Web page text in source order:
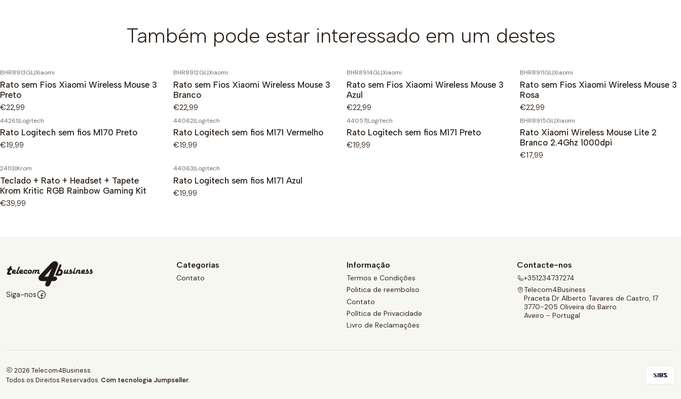
Também pode estar interessado em um destes
BHR8913GL|Xiaomi
Rato sem Fios Xiaomi Wireless Mouse 3
Preto
€22,99
BHR8912GL|Xiaomi
Rato sem Fios Xiaomi Wireless Mouse 3
Branco
€22,99
BHR8914GL|Xiaomi
Rato sem Fios Xiaomi Wireless Mouse 3
Azul
€22,99
BHR8911GL|Xiaomi
Rato sem Fios Xiaomi Wireless Mouse 3
Rosa
€22,99
44261|Logitech
Rato Logitech sem fios M170 Preto
€19,99
44062|Logitech
Rato Logitech sem fios M171 Vermelho
€19,99
44057|Logitech
Rato Logitech sem fios M171 Preto
€19,99
BHR8915GL|Xiaomi
Rato Xiaomi Wireless Mouse Lite 2
Branco 2.4Ghz 1000dpi
€17,99
24113|Krom
Teclado + Rato + Headset + Tapete
Krom Kritic RGB Rainbow Gaming Kit
€39,99
44063|Logitech
Rato Logitech sem fios M171 Azul
€19,99
Siga-nos
Categorias
Contato
Informação
Termos e Condições
Politica de reembolso
Contato
Política de Privacidade
Livro de Reclamações
Contacte-nos
+351234737274
Telecom4Business
Praceta Dr Alberto Tavares de Castro, 17
3770-205 Oliveira do Bairro
Aveiro - Portugal
2026 Telecom4Business.
Todos os Direitos Reservados. Com tecnologia Jumpseller.